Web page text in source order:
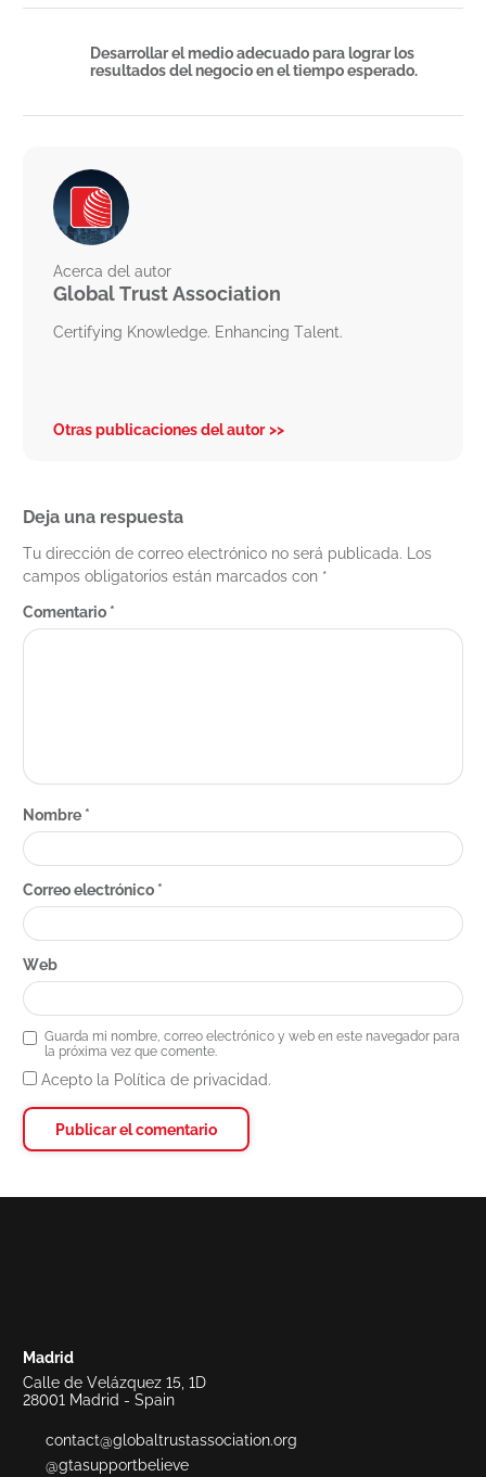
Acerca del autor
Global Trust Association
Certifying Knowledge. Enhancing Talent.
Otras publicaciones del autor
Desarrollar el medio adecuado para lograr los
resultados del negocio en el tiempo esperado.
Deja una respuesta
Tu dirección de correo electrónico no será publicada. Los
campos obligatorios están marcados con *
Comentario *
Nombre *
Correo electrónico *
Web
Guarda mi nombre, correo electrónico y web en este navegador para
la próxima vez que comente.
Acepto la Política de privacidad.
Madrid
Calle de Velázquez 15, 1D
28001 Madrid - Spain
contact@globaltrustassociation.org
@gtasupportbelieve